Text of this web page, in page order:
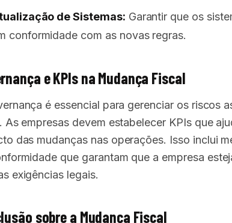
de Sistemas: Garantir que os
conformidade com as novas regras.
e KPIs na Mudança Fiscal
é essencial para gerenciar os riscos
As empresas devem estabelecer KPIs que
das mudanças nas operações. Isso inclui
que garantam que a empresa
exigências legais.
sobre a Mudança Fiscal